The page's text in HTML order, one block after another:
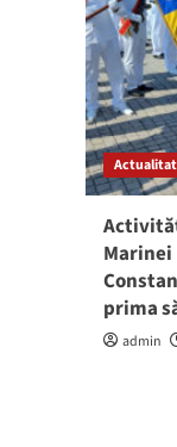
Marinei
prima
admin